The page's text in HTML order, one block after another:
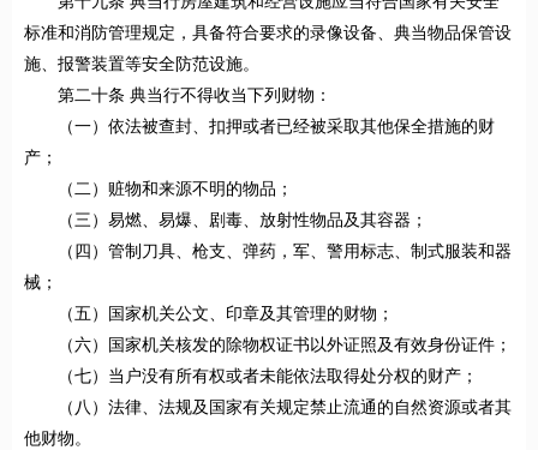
标准和消防管理规定，具备符合要求的录像设备、典当物品保管设
施、报警装置等安全防范设施。
第二十条 典当行不得收当下列财物：
（一）依法被查封、扣押或者已经被采取其他保全措施的财
产；
（二）赃物和来源不明的物品；
（三）易燃、易爆、剧毒、放射性物品及其容器；
（四）管制刀具、枪支、弹药，军、警用标志、制式服装和器
械；
（五）国家机关公文、印章及其管理的财物；
（六）国家机关核发的除物权证书以外证照及有效身份证件；
（七）当户没有所有权或者未能依法取得处分权的财产；
（八）法律、法规及国家有关规定禁止流通的自然资源或者其
他财物。